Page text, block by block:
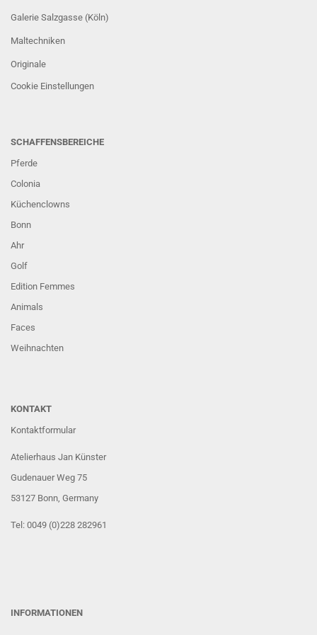
Galerie Salzgasse (Köln)
Maltechniken
Originale
Cookie Einstellungen
SCHAFFENSBEREICHE
Pferde
Colonia
Küchenclowns
Bonn
Ahr
Golf
Edition Femmes
Animals
Faces
Weihnachten
KONTAKT
Kontaktformular
Atelierhaus Jan Künster
Gudenauer Weg 75
53127 Bonn, Germany
Tel: 0049 (0)228 282961
INFORMATIONEN